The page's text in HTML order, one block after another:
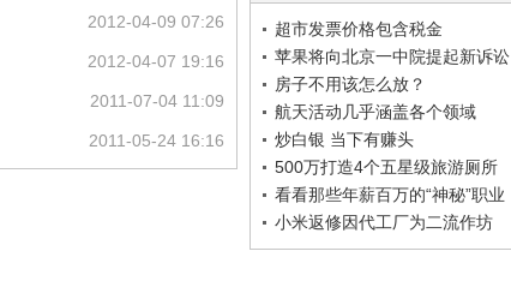
超市发票价格包含税金
苹果将向北京一中院提起新诉讼
房子不用该怎么放？
航天活动几乎涵盖各个领域
炒白银 当下有赚头
500万打造4个五星级旅游厕所
看看那些年薪百万的“神秘”职业
小米返修因代工厂为二流作坊
2012-04-09 07:26
2012-04-07 19:16
2011-07-04 11:09
2011-05-24 16:16